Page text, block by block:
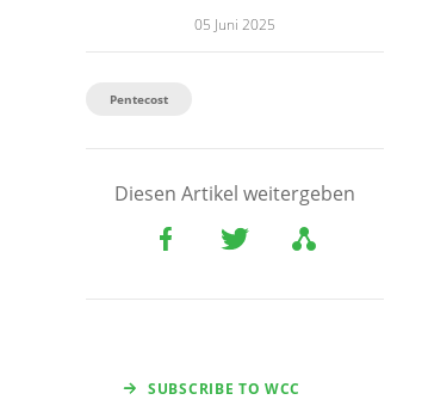
05 Juni 2025
Pentecost
Diesen Artikel weitergeben
SUBSCRIBE TO WCC